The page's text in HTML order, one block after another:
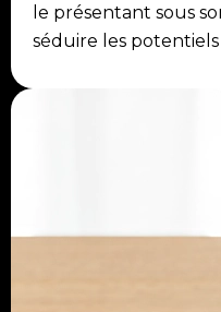
le présentant sous
séduire les